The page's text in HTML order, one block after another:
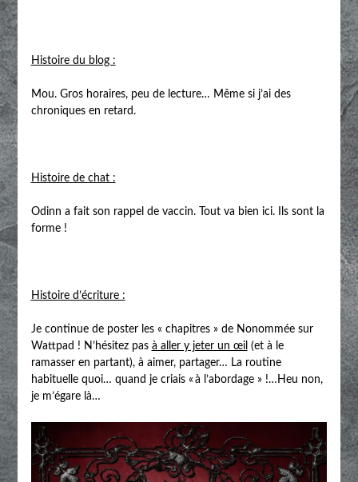
Histoire du blog :
Mou. Gros horaires, peu de lecture… Même si j’ai des
chroniques en retard.
Histoire de chat :
Odinn a fait son rappel de vaccin. Tout va bien ici. Ils sont la
forme !
Histoire d’écriture :
Je continue de poster les « chapitres » de Nonommée sur
Wattpad ! N’hésitez pas à aller y jeter un œil (et à le
ramasser en partant), à aimer, partager… La routine
habituelle quoi… quand je criais « à l’abordage » !…Heu non,
je m’égare là…